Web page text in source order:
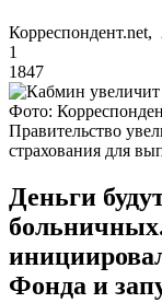
Корреспондент.net,
1
1847
Фото:
Правительство
страхования для
Деньги
Фонда и